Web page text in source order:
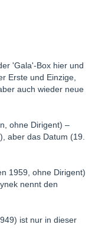
'Gala'-Box hier und
Erste und Einzige,
auch wieder neue
ohne Dirigent) –
aber das Datum (19.
1959, ohne Dirigent)
nennt den
ist nur in dieser